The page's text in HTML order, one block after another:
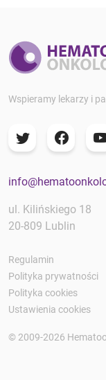
Wspieramy lekarzy i
ul. Kilińskiego 18
20-809 Lublin
Regulamin
Polityka prywatności
Polityka cookies
Ustawienia cookies
© 2009-2026